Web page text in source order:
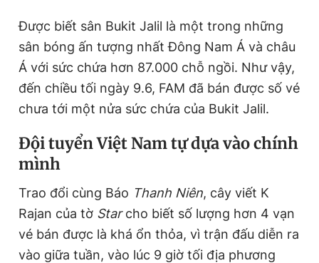
Được biết sân Bukit Jalil là một trong những
sân bóng ấn tượng nhất Đông Nam Á và châu
Á với sức chứa hơn 87.000 chỗ ngồi. Như vậy,
đến chiều tối ngày 9.6, FAM đã bán được số vé
chưa tới một nửa sức chứa của Bukit Jalil.
Đội tuyển Việt Nam tự dựa vào chính
mình
Trao đổi cùng Báo Thanh Niên, cây viết K
Rajan của tờ Starcho biết số lượng hơn 4 vạn
vé bán được là khá ổn thỏa, vì trận đấu diễn ra
vào giữa tuần, vào lúc 9 giờ tối địa phương